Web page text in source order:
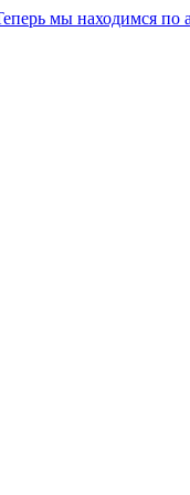
мы находимся по